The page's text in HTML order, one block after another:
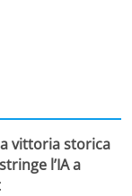
vittoria storica
l’IA a